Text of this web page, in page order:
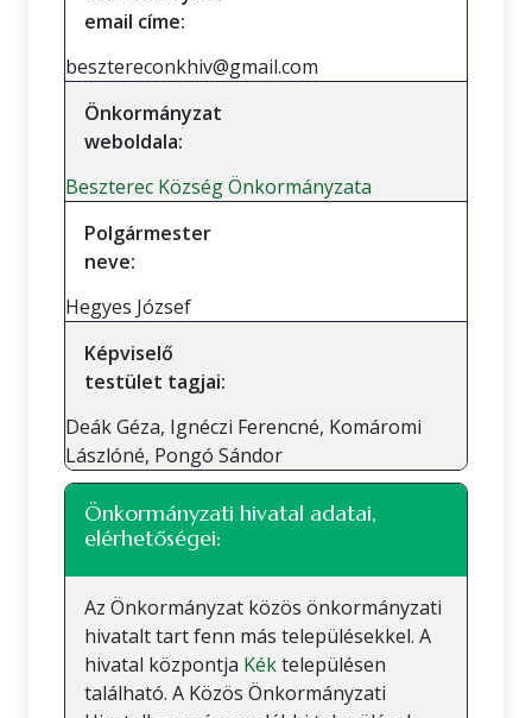
email címe:
besztereconkhiv@gmail.com
Önkormányzat
weboldala:
Beszterec Község Önkormányzata
Polgármester
neve:
Hegyes József
Képviselő
testület tagjai:
Deák Géza, Ignéczi Ferencné, Komáromi
Lászlóné, Pongó Sándor
Önkormányzati hivatal adatai,
elérhetőségei:
Az Önkormányzat közös önkormányzati
hivatalt tart fenn más településekkel. A
hivatal központja Kéktelepülésen
található. A Közös Önkormányzati